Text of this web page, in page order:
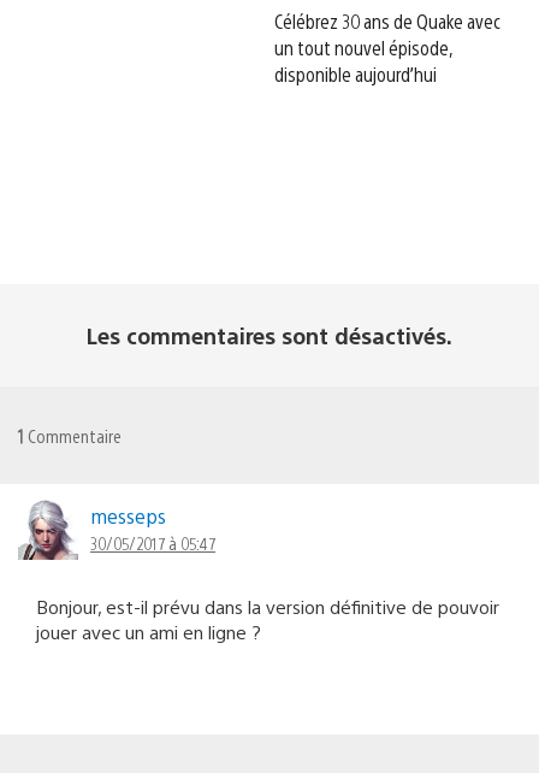
Célébrez 30 ans de Quake avec
un tout nouvel épisode,
disponible aujourd’hui
Les commentaires sont désactivés.
1 Commentaire
messeps
30/05/2017 à 05:47
Bonjour, est-il prévu dans la version définitive de pouvoir
jouer avec un ami en ligne ?